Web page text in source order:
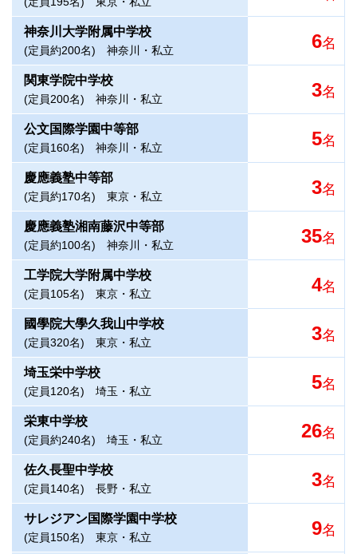
神奈川大学附属中学校
(定員約200名) 神奈川・私立 6名
関東学院中学校
(定員200名) 神奈川・私立 3名
公文国際学園中等部
(定員160名) 神奈川・私立 5名
慶應義塾中等部
(定員約170名) 東京・私立 3名
慶應義塾湘南藤沢中等部
(定員約100名) 神奈川・私立 35名
工学院大学附属中学校
(定員105名) 東京・私立 4名
國學院大學久我山中学校
(定員320名) 東京・私立 3名
埼玉栄中学校
(定員120名) 埼玉・私立 5名
栄東中学校
(定員約240名) 埼玉・私立 26名
佐久長聖中学校
(定員140名) 長野・私立 3名
サレジアン国際学園中学校
(定員150名) 東京・私立 9名